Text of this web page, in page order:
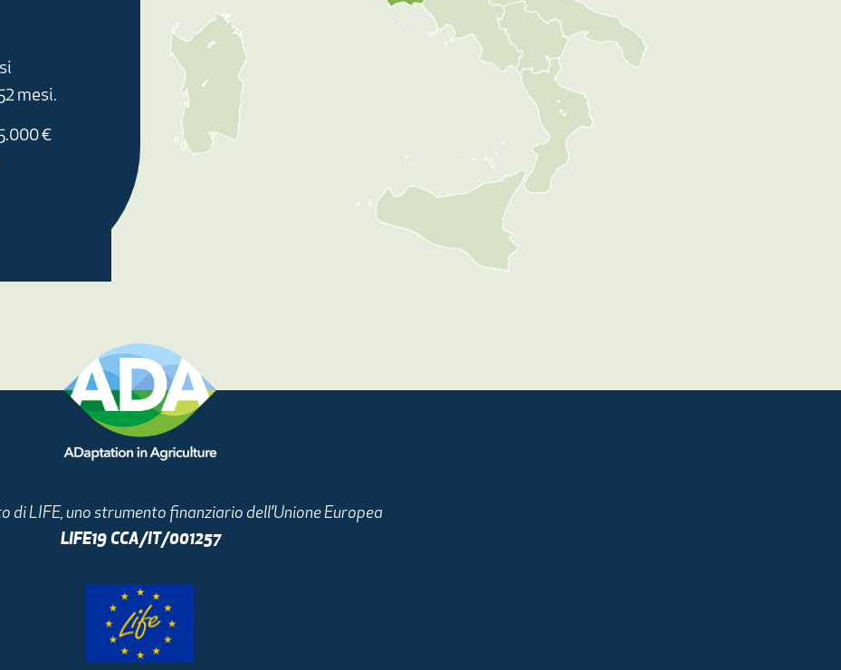
mesi.
€
di LIFE, uno strumento finanziario dell’Unione Europea
LIFE19 CCA/IT/001257